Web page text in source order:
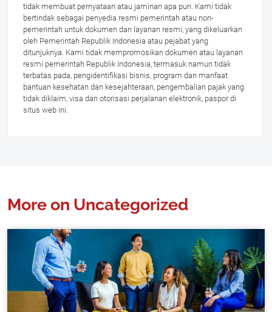
tidak membuat pernyataan atau jaminan apa pun. Kami tidak
bertindak sebagai penyedia resmi pemerintah atau non-
pemerintah untuk dokumen dan layanan resmi, yang dikeluarkan
oleh Pemerintah Republik Indonesia atau pejabat yang
ditunjuknya. Kami tidak mempromosikan dokumen atau layanan
resmi pemerintah Republik Indonesia, termasuk namun tidak
terbatas pada, pengidentifikasi bisnis, program dan manfaat
bantuan kesehatan dan kesejahteraan, pengembalian pajak yang
tidak diklaim, visa dan otorisasi perjalanan elektronik, paspor di
situs web ini.
More on Uncategorized